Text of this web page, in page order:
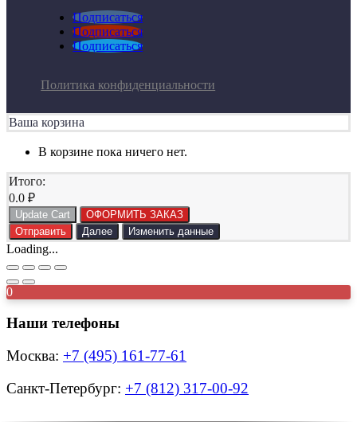
Подписаться
Подписаться
Подписаться
Политика конфиденциальности
Ваша корзина
В корзине пока ничего нет.
Итого:
0.0 ₽
Update Cart
ОФОРМИТЬ ЗАКАЗ
Отправить
Далее Изменить данные
Loading...
0
Наши телефоны
Москва: +7 (495) 161-77-61
Санкт-Петербург: +7 (812) 317-00-92